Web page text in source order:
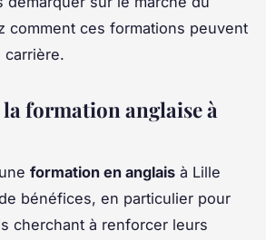
comment ces formations peuvent
carrière.
la formation anglaise à
formation en anglais à Lille
bénéfices, en particulier pour
cherchant à renforcer leurs